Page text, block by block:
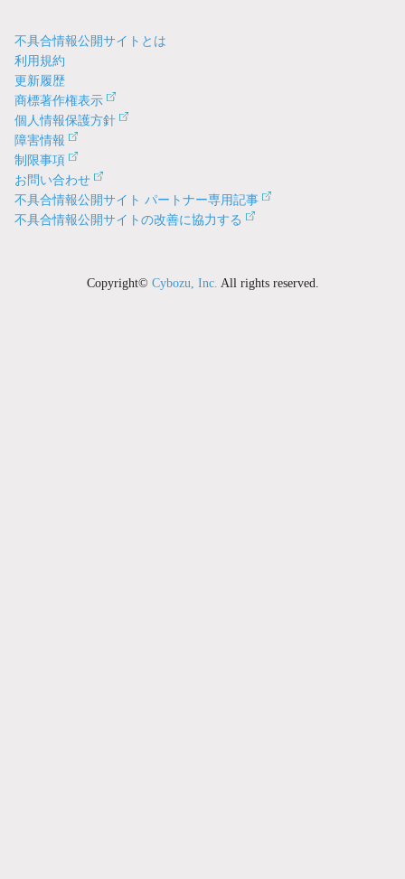
不具合情報公開サイトとは
利用規約
更新履歴
商標著作権表示
個人情報保護方針
障害情報
制限事項
お問い合わせ
不具合情報公開サイト パートナー専用記事
不具合情報公開サイトの改善に協力する
Copyright© Cybozu, Inc. All rights reserved.